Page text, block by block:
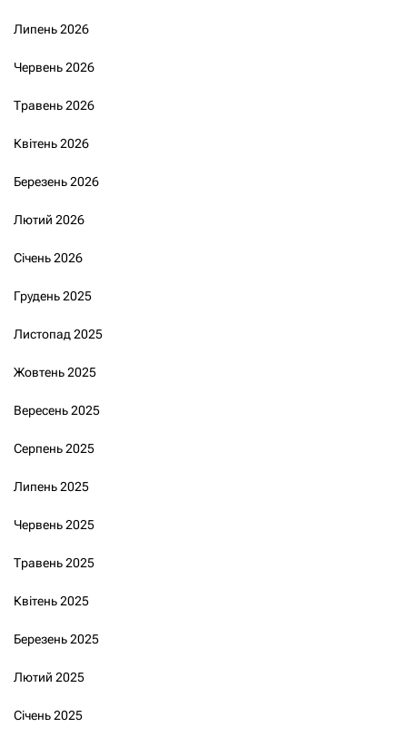
Липень 2026
Червень 2026
Травень 2026
Квітень 2026
Березень 2026
Лютий 2026
Січень 2026
Грудень 2025
Листопад 2025
Жовтень 2025
Вересень 2025
Серпень 2025
Липень 2025
Червень 2025
Травень 2025
Квітень 2025
Березень 2025
Лютий 2025
Січень 2025